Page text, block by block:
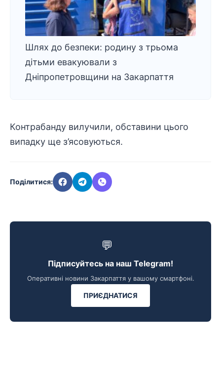
Шлях до безпеки: родину з трьома
дітьми евакуювали з
Дніпропетровщини на Закарпаття
Контрабанду вилучили, обставини цього
випадку ще з’ясовуються.
Поділитися:
💬
Підписуйтесь на наш Telegram!
Оперативні новини Закарпаття у вашому смартфоні.
ПРИЄДНАТИСЯ